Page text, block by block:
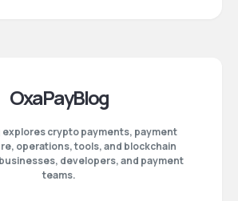
OxaPayBlog
explores crypto payments, payment
operations, tools, and blockchain
developers, and payment
teams.